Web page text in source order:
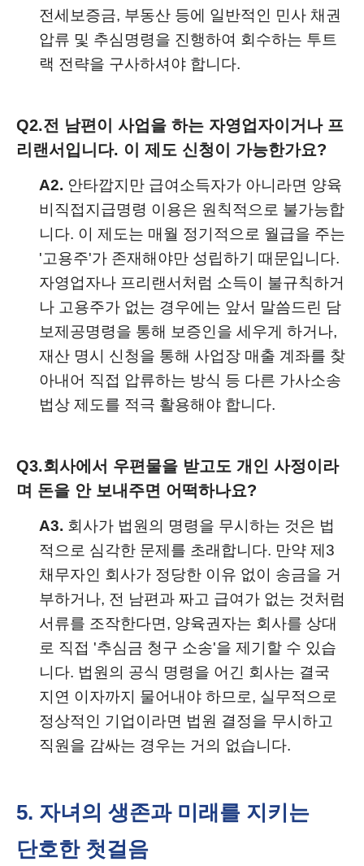
전세보증금, 부동산 등에 일반적인 민사 채권
압류 및 추심명령을 진행하여 회수하는 투트
랙 전략을 구사하셔야 합니다.
Q2.전 남편이 사업을 하는 자영업자이거나 프
리랜서입니다. 이 제도 신청이 가능한가요?
A2. 안타깝지만 급여소득자가 아니라면 양육
비직접지급명령 이용은 원칙적으로 불가능합
니다. 이 제도는 매월 정기적으로 월급을 주는
'고용주'가 존재해야만 성립하기 때문입니다.
자영업자나 프리랜서처럼 소득이 불규칙하거
나 고용주가 없는 경우에는 앞서 말씀드린 담
보제공명령을 통해 보증인을 세우게 하거나,
재산 명시 신청을 통해 사업장 매출 계좌를 찾
아내어 직접 압류하는 방식 등 다른 가사소송
법상 제도를 적극 활용해야 합니다.
Q3.회사에서 우편물을 받고도 개인 사정이라
며 돈을 안 보내주면 어떡하나요?
A3. 회사가 법원의 명령을 무시하는 것은 법
적으로 심각한 문제를 초래합니다. 만약 제3
채무자인 회사가 정당한 이유 없이 송금을 거
부하거나, 전 남편과 짜고 급여가 없는 것처럼
서류를 조작한다면, 양육권자는 회사를 상대
로 직접 '추심금 청구 소송'을 제기할 수 있습
니다. 법원의 공식 명령을 어긴 회사는 결국
지연 이자까지 물어내야 하므로, 실무적으로
정상적인 기업이라면 법원 결정을 무시하고
직원을 감싸는 경우는 거의 없습니다.
5. 자녀의 생존과 미래를 지키는
단호한 첫걸음